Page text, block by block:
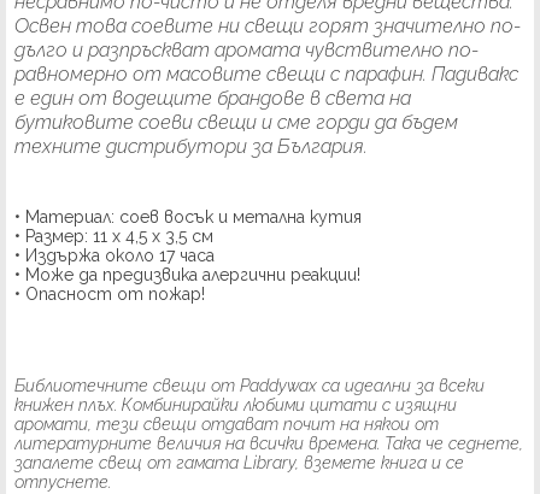
Освен това соевите ни свещи горят значително по-
дълго и разпръскват аромата чувствително по-
равномерно от масовите свещи с парафин. Падивакс
е един от водещите брандове в света на
бутиковите соеви свещи и сме горди да бъдем
техните дистрибутори за България.
• Материал: соев восък и метална кутия
• Размер: 11 x 4,5 х 3,5 см
• Издържа около 17 часа
• Може да предизвика алергични реакции!
• Опасност от пожар!
Библиотечните свещи от Paddywax са идеални за всеки
книжен плъх. Комбинирайки любими цитати с изящни
аромати, тези свещи отдават почит на някои от
литературните величия на всички времена. Така че седнете,
запалете свещ от гамата Library, вземете книга и се
отпуснете.